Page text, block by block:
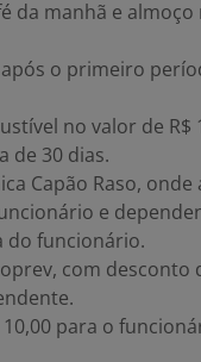
da manhã e
o primeiro
no valor de R$
de 30 dias.
Capão Raso, onde
e
do funcionário.
com desconto
para o